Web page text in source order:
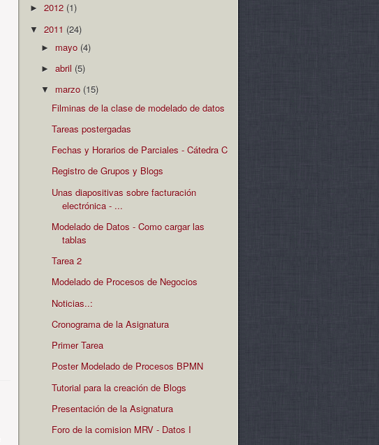
► 2012 (1)
▼ 2011 (24)
► mayo (4)
► abril (5)
▼ marzo (15)
Filminas de la clase de modelado de datos
Tareas postergadas
Fechas y Horarios de Parciales - Cátedra C
Registro de Grupos y Blogs
Unas diapositivas sobre facturación
electrónica - ...
Modelado de Datos - Como cargar las
tablas
Tarea 2
Modelado de Procesos de Negocios
Noticias..:
Cronograma de la Asignatura
Primer Tarea
Poster Modelado de Procesos BPMN
Tutorial para la creación de Blogs
Presentación de la Asignatura
Foro de la comision MRV - Datos I